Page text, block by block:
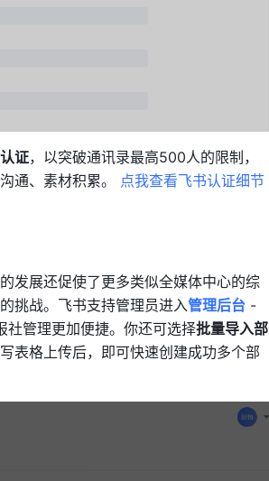
证，以突破通讯录最高500人的限制，
通、素材积累。 点我查看飞书认证细节
发展还促使了更多类似全媒体中心的综
挑战。飞书支持管理员进入管理后台
社管理更加便捷。你还可选择批量导入部
表格上传后，即可快速创建成功多个部